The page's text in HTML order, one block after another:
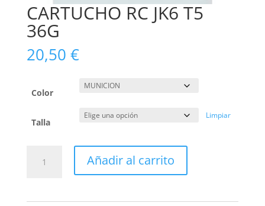
CARTUCHO RC JK6 T5
36G
20,50 €
Color
Talla
Limpiar
Añadir al carrito